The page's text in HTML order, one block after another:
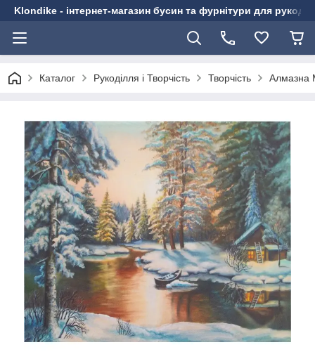
Klondike - інтернет-магазин бусин та фурнітури для
Каталог Рукоділля і Творчість Творчість Алмазна